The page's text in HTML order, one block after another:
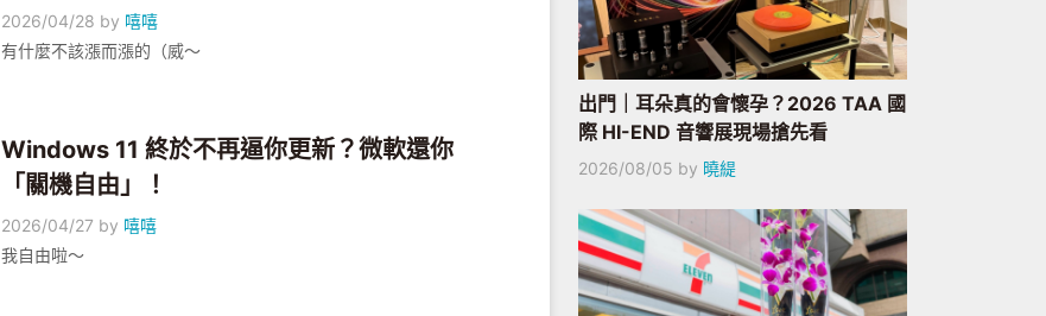
2026/04/28 by 嘻嘻
有什麼不該漲而漲的（威～
Windows 11 終於不再逼你更新？微軟還你
「關機自由」！
2026/04/27 by 嘻嘻
我自由啦～
出門｜耳朵真的會懷孕？2026 TAA 國
際 HI-END 音響展現場搶先看
2026/08/05 by 曉緹